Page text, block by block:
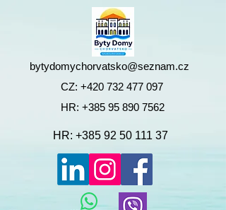
HR: +385 95 890 7562
CZ: +420 732 477 097
bytydomychorvatsko@seznam.cz
HR: +385 92 50 111 37